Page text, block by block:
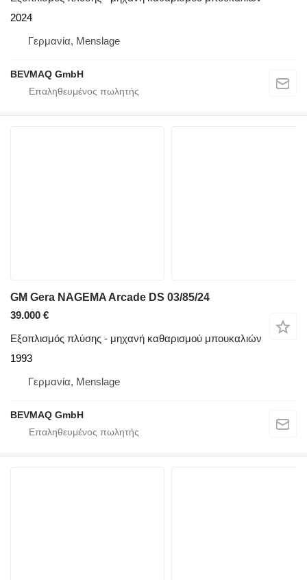
2024
Γερμανία, Menslage
BEVMAQ GmbH
GM Gera NAGEMA Arcade DS 03/85/24
39.000 €
Εξοπλισμός πλύσης - μηχανή καθαρισμού μπουκαλιών
1993
Γερμανία, Menslage
BEVMAQ GmbH